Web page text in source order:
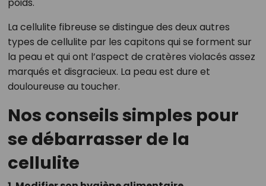
poids.
La cellulite fibreuse se distingue des deux autres
types de cellulite par les capitons qui se forment sur
la peau et qui ont l’aspect de cratères violacés assez
marqués et disgracieux. La peau est dure et
douloureuse au toucher.
Nos conseils simples pour
se débarrasser de la
cellulite